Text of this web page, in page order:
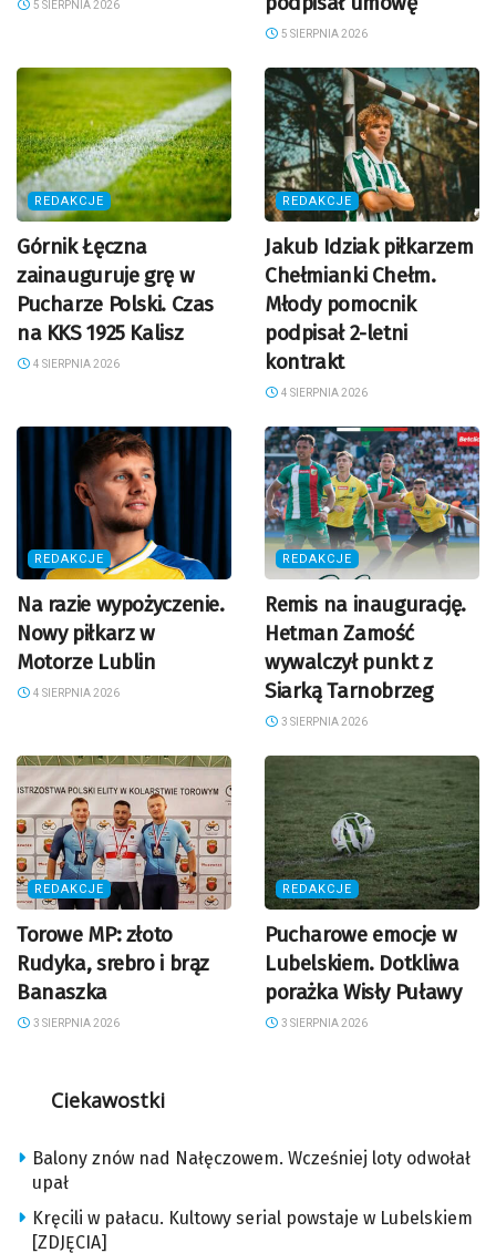
5 SIERPNIA 2026
5 SIERPNIA 2026
REDAKCJE
Górnik Łęczna
zainauguruje grę w
Pucharze Polski. Czas
na KKS 1925 Kalisz
4 SIERPNIA 2026
REDAKCJE
Jakub Idziak piłkarzem
Chełmianki Chełm.
Młody pomocnik
podpisał 2-letni
kontrakt
4 SIERPNIA 2026
REDAKCJE
Na razie wypożyczenie.
Nowy piłkarz w
Motorze Lublin
4 SIERPNIA 2026
REDAKCJE
Remis na inaugurację.
Hetman Zamość
wywalczył punkt z
Siarką Tarnobrzeg
3 SIERPNIA 2026
REDAKCJE
Torowe MP: złoto
Rudyka, srebro i brąz
Banaszka
3 SIERPNIA 2026
REDAKCJE
Pucharowe emocje w
Lubelskiem. Dotkliwa
porażka Wisły Puławy
3 SIERPNIA 2026
Ciekawostki
Balony znów nad Nałęczowem. Wcześniej loty odwołał
upał
Kręcili w pałacu. Kultowy serial powstaje w Lubelskiem
[ZDJĘCIA]